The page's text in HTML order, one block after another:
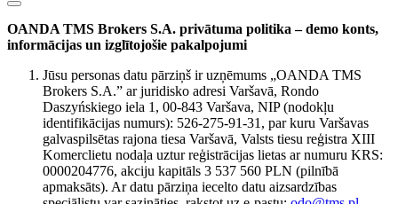
OANDA TMS Brokers S.A. privātuma politika – demo konts,
informācijas un izglītojošie pakalpojumi
Jūsu personas datu pārziņš ir uzņēmums „OANDA TMS
Brokers S.A.” ar juridisko adresi Varšavā, Rondo
Daszyńskiego iela 1, 00-843 Varšava, NIP (nodokļu
identifikācijas numurs): 526-275-91-31, par kuru Varšavas
galvaspilsētas rajona tiesa Varšavā, Valsts tiesu reģistra XIII
Komerclietu nodaļa uztur reģistrācijas lietas ar numuru KRS:
0000204776, akciju kapitāls 3 537 560 PLN (pilnībā
apmaksāts). Ar datu pārziņa iecelto datu aizsardzības